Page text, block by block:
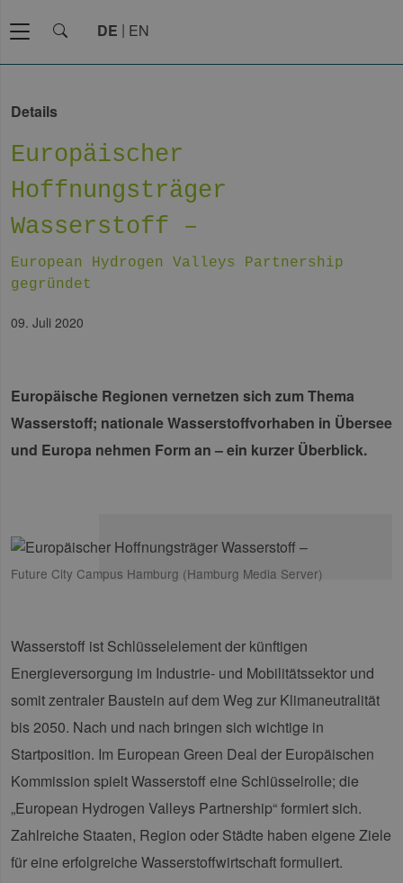
DE EN
Details
Europäischer
Hoffnungsträger
Wasserstoff –
European Hydrogen Valleys Partnership
gegründet
Europäische Regionen vernetzen sich zum Thema
Wasserstoff; nationale Wasserstoffvorhaben in Übersee
und Europa nehmen Form an – ein kurzer Überblick.
Future City Campus Hamburg (Hamburg Media Server)
Wasserstoff ist Schlüsselelement der künftigen
Energieversorgung im Industrie- und Mobilitätssektor und
somit zentraler Baustein auf dem Weg zur Klimaneutralität
bis 2050. Nach und nach bringen sich wichtige in
Startposition. Im European Green Deal der Europäischen
Kommission spielt Wasserstoff eine Schlüsselrolle; die
„European Hydrogen Valleys Partnership“ formiert sich.
Zahlreiche Staaten, Region oder Städte haben eigene Ziele
für eine erfolgreiche Wasserstoffwirtschaft formuliert.
09. Juli 2020